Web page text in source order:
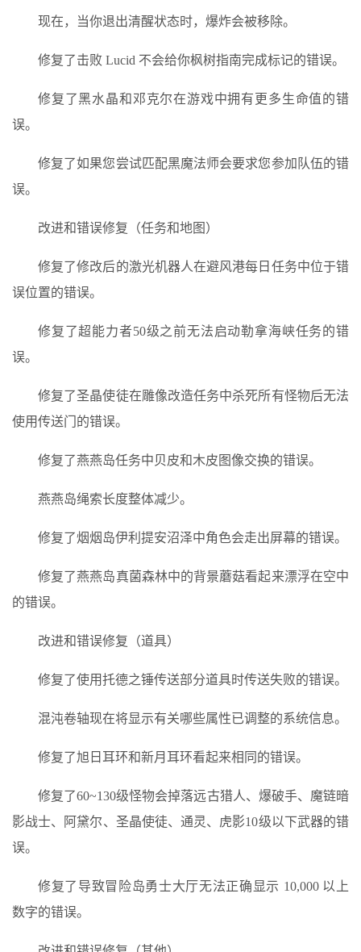
现在，当你退出清醒状态时，爆炸会被移除。
修复了击败 Lucid 不会给你枫树指南完成标记的错误。
修复了黑水晶和邓克尔在游戏中拥有更多生命值的错
误。
修复了如果您尝试匹配黑魔法师会要求您参加队伍的错
误。
改进和错误修复（任务和地图）
修复了修改后的激光机器人在避风港每日任务中位于错
误位置的错误。
修复了超能力者50级之前无法启动勒拿海峡任务的错
误。
修复了圣晶使徒在雕像改造任务中杀死所有怪物后无法
使用传送门的错误。
修复了燕燕岛任务中贝皮和木皮图像交换的错误。
燕燕岛绳索长度整体减少。
修复了烟烟岛伊利提安沼泽中角色会走出屏幕的错误。
修复了燕燕岛真菌森林中的背景蘑菇看起来漂浮在空中
的错误。
改进和错误修复（道具）
修复了使用托德之锤传送部分道具时传送失败的错误。
混沌卷轴现在将显示有关哪些属性已调整的系统信息。
修复了旭日耳环和新月耳环看起来相同的错误。
修复了60~130级怪物会掉落远古猎人、爆破手、魔链暗
影战士、阿黛尔、圣晶使徒、通灵、虎影10级以下武器的错
误。
修复了导致冒险岛勇士大厅无法正确显示 10,000 以上
数字的错误。